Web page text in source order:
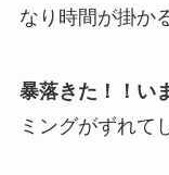
なり時間が掛か
暴落きた！！い
ミングがずれて